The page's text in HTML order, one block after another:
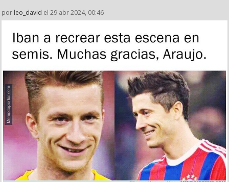
por leo_david el 29 abr 2024, 00:46